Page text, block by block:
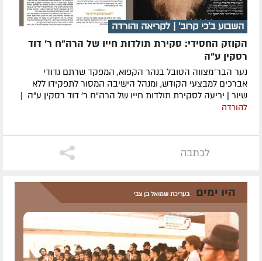
השבוע ב'כי קרוב' | לקריאה והורדה
הקוזק החסידי: סקירת תולדות חייו של הרה"ח ר' דוד
רסקין ע"ה
נער הבר־מצווה הטובל בנהר הקפוא, המפקד שרתם גדודי
אברכים למבצעי הקודש, ומנהל הישיבה המסור לתפקידו ללא
שיור | יריעה לסקירת תולדות חייו של הרה"ח ר' דוד רסקין ע"ה |
להורדה
לכתבה
היו ימים בעריכת שמואל בן צבי